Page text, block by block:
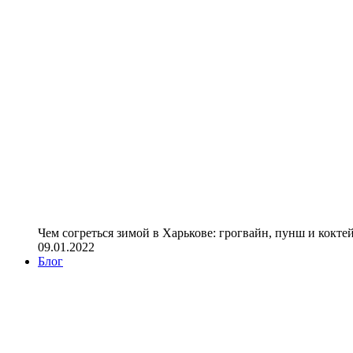
Чем согреться зимой в Харькове: грогвайн, пунш и
09.01.2022
Блог